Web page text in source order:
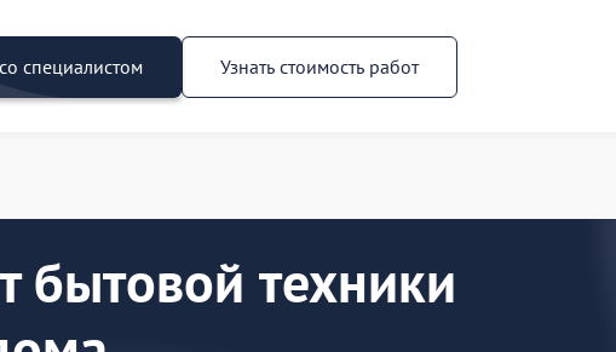
специалистом Узнать стоимость работ
бытовой техники